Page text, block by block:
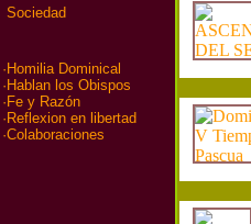
Sociedad
· Homilia Dominical
· Hablan los Obispos
· Fe y Razón
· Reflexion en libertad
·Colaboraciones